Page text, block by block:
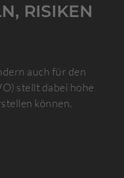
RISIKEN
auch für den
stellt dabei hohe
können.